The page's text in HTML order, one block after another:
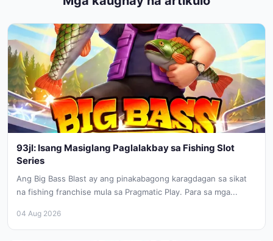
93jl: Isang Masiglang Paglalakbay sa Fishing Slot
Series
Ang Big Bass Blast ay ang pinakabagong karagdagan sa sikat
na fishing franchise mula sa Pragmatic Play. Para sa mga...
04 Aug 2026